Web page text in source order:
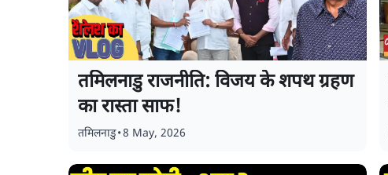
तमिलनाडु राजनीति: विजय के शपथ ग्रहण
का रास्ता साफ!
तमिलनाडु•8 May, 2026